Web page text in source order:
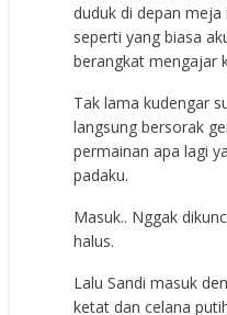
duduk di depan meja
seperti yang biasa
berangkat mengajar
Tak lama kudengar
langsung bersorak
permainan apa lagi
padaku.
Masuk.. Nggak
halus.
Lalu Sandi masuk
ketat dan celana